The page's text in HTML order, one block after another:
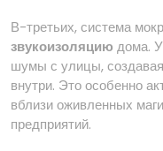
В-третьих, система
звукоизоляцию дома.
шумы с улицы,
внутри. Это особенно
вблизи оживленных
предприятий.